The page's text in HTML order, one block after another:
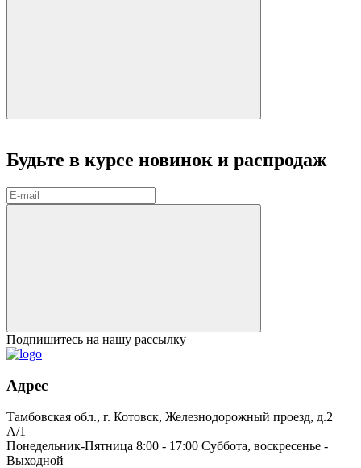
Будьте в курсе новинок и распродаж
Подпишитесь на нашу рассылку
Адрес
Тамбовская обл., г. Котовск, Железнодорожный проезд, д.2
А/1
Понедельник-Пятница 8:00 - 17:00 Суббота, воскресенье -
Выходной